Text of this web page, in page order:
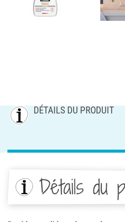
DÉTAILS DU PRODUIT
Détails du